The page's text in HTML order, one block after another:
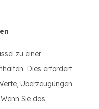
zu einer
Dies erfordert
Überzeugungen
Sie das